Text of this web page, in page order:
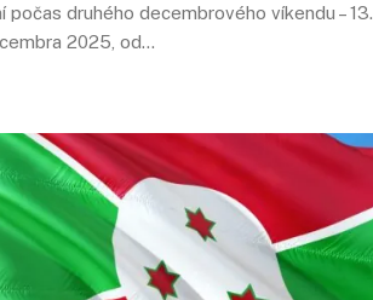
počas druhého decembrového víkendu – 13.
2025, od…